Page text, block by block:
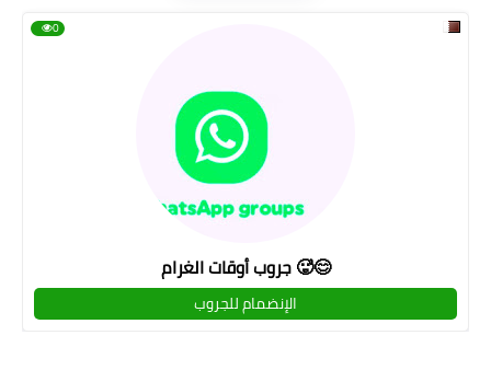
جروب أوقات الغرام 🥵😊
0
الإنضمام للجروب